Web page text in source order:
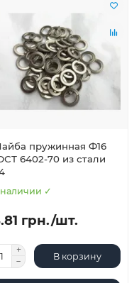
пружинная Ф16
6402-70 из стали
✓
грн./шт.
В корзину